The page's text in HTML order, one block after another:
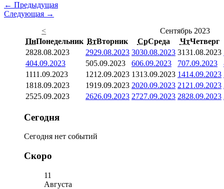
← Предыдущая
Следующая →
<
Сентябрь 2023
ПнПонедельник ВтВторник СрСреда ЧтЧетверг
2828.08.2023 2929.08.2023 3030.08.2023 3131.08.2023
404.09.2023 505.09.2023 606.09.2023 707.09.2023
1111.09.2023 1212.09.2023 1313.09.2023 1414.09.2023
1818.09.2023 1919.09.2023 2020.09.2023 21 21.09.2023
2525.09.2023 2626.09.2023 2727.09.2023 2828.09.2023
Сегодня
Сегодня нет событий
Скоро
11
Августа